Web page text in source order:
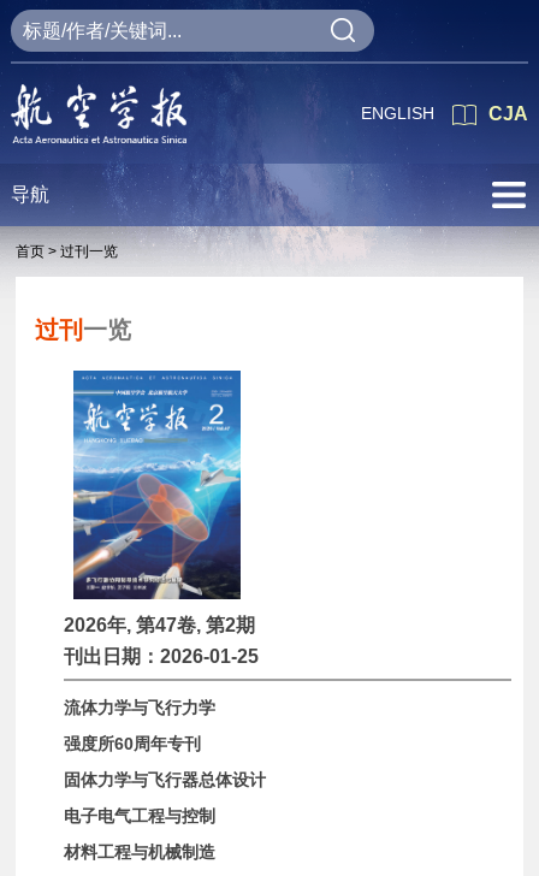
CJA
ENGLISH
导航
首页 > 过刊一览
过刊 一览
2026年, 第47卷, 第2期
刊出日期：2026-01-25
流体力学与飞行力学
强度所60周年专刊
固体力学与飞行器总体设计
电子电气工程与控制
材料工程与机械制造